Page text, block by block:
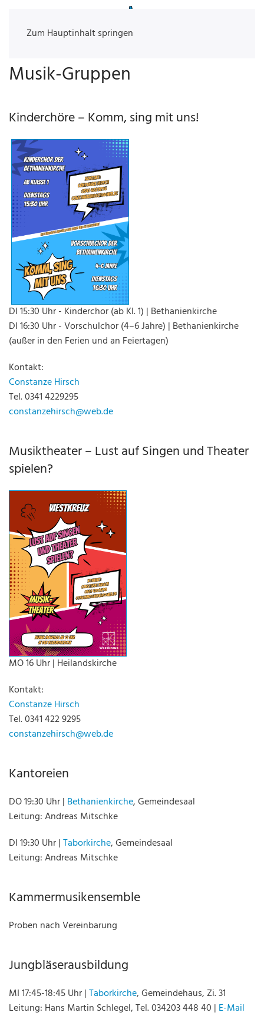
Zum Hauptinhalt springen
Musik-Gruppen
Kinderchöre – Komm, sing mit uns!
DI 15:30 Uhr - Kinderchor (ab Kl. 1) | Bethanienkirche
DI 16:30 Uhr - Vorschulchor (4–6 Jahre) | Bethanienkirche
(außer in den Ferien und an Feiertagen)
Kontakt:
Constanze Hirsch
Tel. 0341 4229295
constanzehirsch@web.de
Musiktheater – Lust auf Singen und Theater
spielen?
MO 16 Uhr | Heilandskirche
Kontakt:
Constanze Hirsch
Tel. 0341 422 9295
constanzehirsch@web.de
Kantoreien
DO 19:30 Uhr | Bethanienkirche, Gemeindesaal
Leitung: Andreas Mitschke
DI 19:30 Uhr |Taborkirche, Gemeindesaal
Leitung: Andreas Mitschke
Kammermusikensemble
Proben nach Vereinbarung
Jungbläserausbildung
MI 17:45-18:45 Uhr |Taborkirche, Gemeindehaus, Zi. 31
Leitung: Hans Martin Schlegel, Tel. 034203 448 40 | E-Mail